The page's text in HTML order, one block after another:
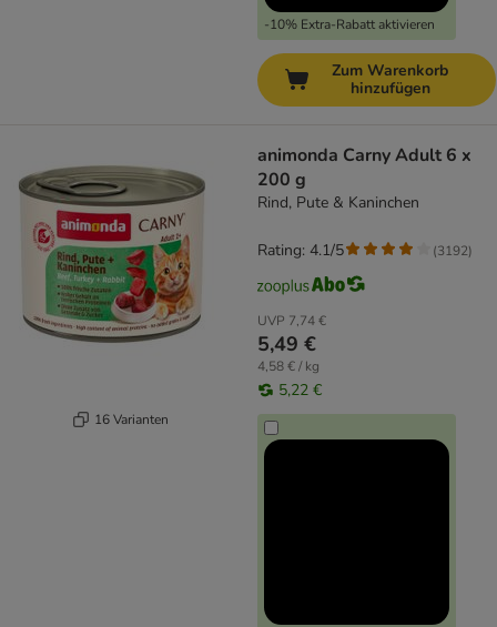
-10% Extra-Rabatt aktivieren
Zum Warenkorb
hinzufügen
16 Varianten
animonda Carny Adult 6 x
200 g
Rind, Pute & Kaninchen
UVP 7,74 €
5,49 €
4,58 € / kg
5,22 €
Rating: 4.1/5 (3192)